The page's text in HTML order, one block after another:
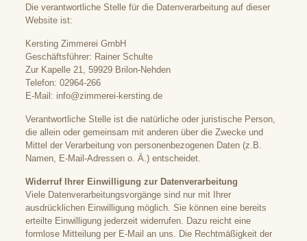
Die verantwortliche Stelle für die Datenverarbeitung auf dieser
Website ist:
Kersting Zimmerei GmbH
Geschäftsführer: Rainer Schulte
Zur Kapelle 21, 59929 Brilon-Nehden
Telefon: 02964-266
E-Mail: info@zimmerei-kersting.de
Verantwortliche Stelle ist die natürliche oder juristische Person,
die allein oder gemeinsam mit anderen über die Zwecke und
Mittel der Verarbeitung von personenbezogenen Daten (z.B.
Namen, E-Mail-Adressen o. Ä.) entscheidet.
Widerruf Ihrer Einwilligung zur Datenverarbeitung
Viele Datenverarbeitungsvorgänge sind nur mit Ihrer
ausdrücklichen Einwilligung möglich. Sie können eine bereits
erteilte Einwilligung jederzeit widerrufen. Dazu reicht eine
formlose Mitteilung per E-Mail an uns. Die Rechtmäßigkeit der